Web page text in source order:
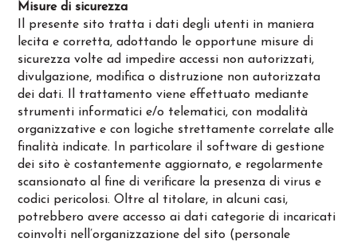
Misure di sicurezza
Il presente sito tratta i dati degli utenti in maniera
lecita e corretta, adottando le opportune misure di
sicurezza volte ad impedire accessi non autorizzati,
divulgazione, modifica o distruzione non autorizzata
dei dati. Il trattamento viene effettuato mediante
strumenti informatici e/o telematici, con modalità
organizzative e con logiche strettamente correlate alle
finalità indicate. In particolare il software di gestione
dei sito è costantemente aggiornato, e regolarmente
scansionato al fine di verificare la presenza di virus e
codici pericolosi. Oltre al titolare, in alcuni casi,
potrebbero avere accesso ai dati categorie di incaricati
coinvolti nell’organizzazione del sito (personale